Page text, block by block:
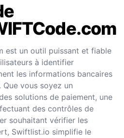
est un outil puissant et fiable
à identifier
les informations bancaires
Que vous soyez un
solutions de paiement, une
des contrôles de
souhaitant vérifier les
Swiftlist.io simplifie le